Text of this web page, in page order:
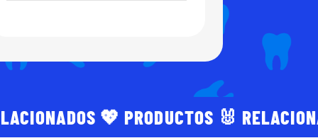
💖 PRODUCTOS 🐰